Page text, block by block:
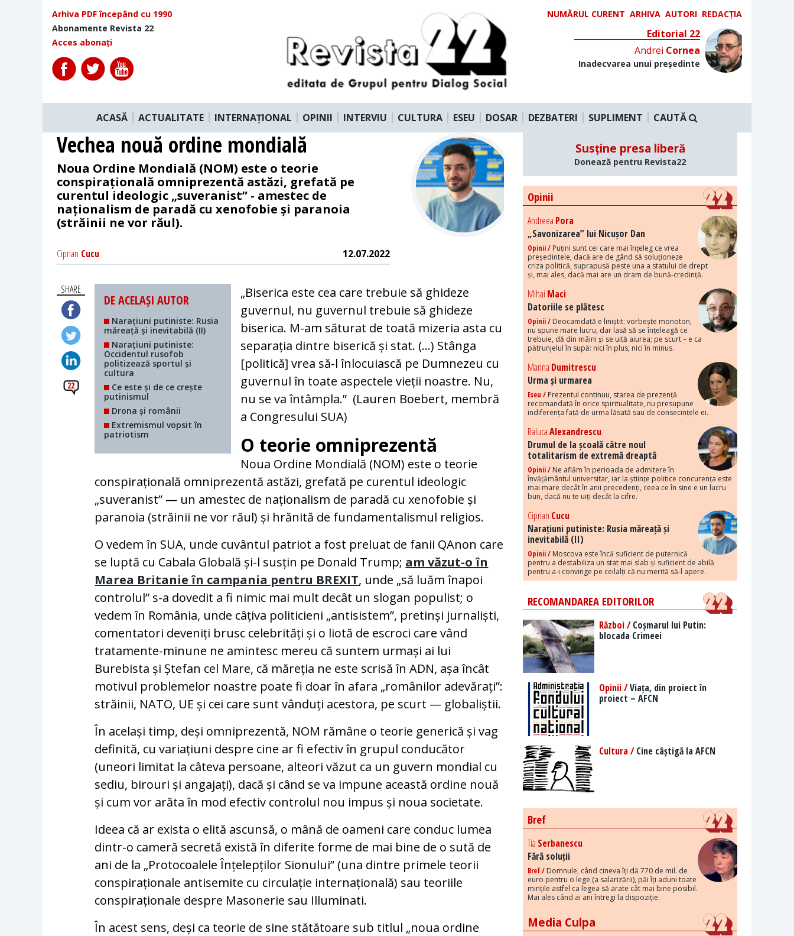
Arhiva PDF începând cu 1990
Abonamente Revista 22
Acces abonați
NUMĂRUL CURENT ARHIVA AUTORI REDACȚIA
Editorial 22
Andrei Cornea
Inadecvarea unui președinte
ACASĂ ACTUALITATE INTERNAȚIONAL OPINII INTERVIU CULTURA ESEU DOSAR DEZBATERI SUPLIMENT CAUTĂ
Vechea nouă ordine mondială
Noua Ordine Mondială (NOM) este o teorie
conspirațională omniprezentă astăzi, grefată pe
curentul ideologic „suveranist” - amestec de
naționalism de paradă cu xenofobie și paranoia
(străinii ne vor răul).
Ciprian Cucu 12.07.2022
SHARE
22
DE ACELAȘI AUTOR
Narațiuni putiniste: Rusia
măreață și inevitabilă (II)
Narațiuni putiniste:
Occidentul rusofob
politizează sportul și
cultura
Ce este și de ce crește
putinismul
Drona și românii
Extremismul vopsit în
patriotism
„Biserica este cea care trebuie să ghideze
guvernul, nu guvernul trebuie să ghideze
biserica. M-am săturat de toată mizeria asta cu
separația dintre biserică și stat. (...) Stânga
[politică] vrea să-l înlocuiască pe Dumnezeu cu
guvernul în toate aspectele vieții noastre. Nu,
nu se va întâmpla.” (Lauren Boebert, membră
a Congresului SUA)
O teorie omniprezentă
Noua Ordine Mondială (NOM) este o teorie
conspirațională omniprezentă astăzi, grefată pe curentul ideologic
„suveranist” — un amestec de naționalism de paradă cu xenofobie și
paranoia (străinii ne vor răul) și hrănită de fundamentalismul religios.
O vedem în SUA, unde cuvântul patriot a fost preluat de fanii QAnon care
se luptă cu Cabala Globală și-l susțin pe Donald Trump; am văzut-o în
Marea Britanie în campania pentru BREXIT, unde „să luăm înapoi
controlul” s-a dovedit a fi nimic mai mult decât un slogan populist; o
vedem în România, unde câțiva politicieni „antisistem”, pretinși jurnaliști,
comentatori deveniți brusc celebrități și o liotă de escroci care vând
tratamente-minune ne amintesc mereu că suntem urmași ai lui
Burebista și Ștefan cel Mare, că măreția ne este scrisă în ADN, așa încât
motivul problemelor noastre poate fi doar în afara „românilor adevărați”:
străinii, NATO, UE și cei care sunt vânduți acestora, pe scurt — globaliștii.
În același timp, deși omniprezentă, NOM rămâne o teorie generică și vag
definită, cu variațiuni despre cine ar fi efectiv în grupul conducător
(uneori limitat la câteva persoane, alteori văzut ca un guvern mondial cu
sediu, birouri și angajați), dacă și când se va impune această ordine nouă
și cum vor arăta în mod efectiv controlul nou impus și noua societate.
Ideea că ar exista o elită ascunsă, o mână de oameni care conduc lumea
dintr-o cameră secretă există în diferite forme de mai bine de o sută de
ani de la „Protocoalele Înțelepților Sionului” (una dintre primele teorii
conspiraționale antisemite cu circulație internațională) sau teoriile
conspiraționale despre Masonerie sau Illuminati.
În acest sens, deși ca teorie de sine stătătoare sub titlul „noua ordine
Susține presa liberă
Donează pentru Revista22
Opinii
Andreea Pora
„Savonizarea” lui Nicușor Dan
Opinii / Puțini sunt cei care mai înțeleg ce vrea
președintele, dacă are de gând să soluționeze
criza politică, suprapusă peste una a statului de drept
și, mai ales, dacă mai are un dram de bună-credință.
Mihai Maci
Datoriile se plătesc
Opinii / Deocamdată e liniștit: vorbește monoton,
nu spune mare lucru, dar lasă să se înțeleagă ce
trebuie, dă din mâini și se uită aiurea; pe scurt – e ca
pătrunjelul în supă: nici în plus, nici în minus.
Marina Dumitrescu
Urma și urmarea
Eseu / Prezentul continuu, starea de prezență
recomandată în orice spiritualitate, nu presupune
indiferența față de urma lăsată sau de consecințele ei.
RalucaAlexandrescu
Drumul de la școală către noul
totalitarism de extremă dreaptă
Opinii / Ne aflăm în perioada de admitere în
învățământul universitar, iar la științe politice concurența este
mai mare decât în anii precedenți, ceea ce în sine e un lucru
bun, dacă nu te uiți decât la cifre.
Ciprian Cucu
Narațiuni putiniste: Rusia măreață și
inevitabilă (II)
Opinii / Moscova este încă suficient de puternică
pentru a destabiliza un stat mai slab și suficient de abilă
pentru a-i convinge pe ceilalți că nu merită să-l apere.
RECOMANDAREA EDITORILOR
Război /Coșmarul lui Putin:
blocada Crimeei
Opinii /Viața, din proiect în
proiect – AFCN
Cultura /Cine câștigă la AFCN
Bref
Tia Serbanescu
Fără soluții
Bref / Domnule, când cineva îți dă 770 de mil. de
euro pentru o lege (a salarizării), păi îți aduni toate
mințile astfel ca legea să arate cât mai bine posibil.
Mai ales când ai ani întregi la dispoziție.
Media Culpa